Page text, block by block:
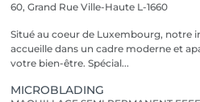
60, Grand RueVille-Haute L-1660
Situé au coeur de Luxembourg, notre
accueille dans un cadre moderne et
votre bien-être. Spécial...
MICROBLADING